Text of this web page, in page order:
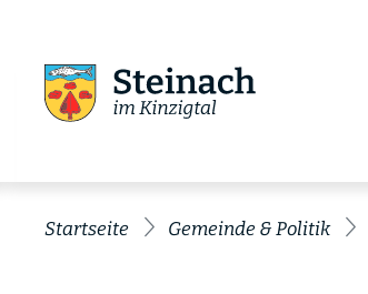
Startseite Gemeinde & Politik